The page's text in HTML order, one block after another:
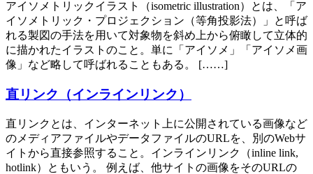
アイソメトリックイラスト（isometric illustration）とは、「ア
イソメトリック・プロジェクション（等角投影法）」と呼ば
れる製図の手法を用いて対象物を斜め上から俯瞰して立体的
に描かれたイラストのこと。単に「アイソメ」「アイソメ画
像」など略して呼ばれることもある。 [……]
直リンク（インラインリンク）
直リンクとは、インターネット上に公開されている画像など
のメディアファイルやデータファイルのURLを、別のWebサ
イトから直接参照すること。インラインリンク（inline link,
hotlink）ともいう。 例えば、他サイトの画像をそのURLの